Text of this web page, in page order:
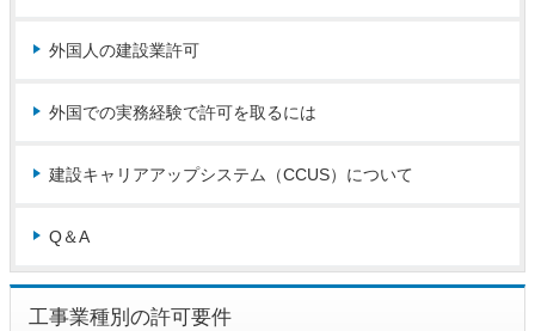
外国人の建設業許可
外国での実務経験で許可を取るには
建設キャリアアップシステム（CCUS）について
Q＆A
工事業種別の許可要件